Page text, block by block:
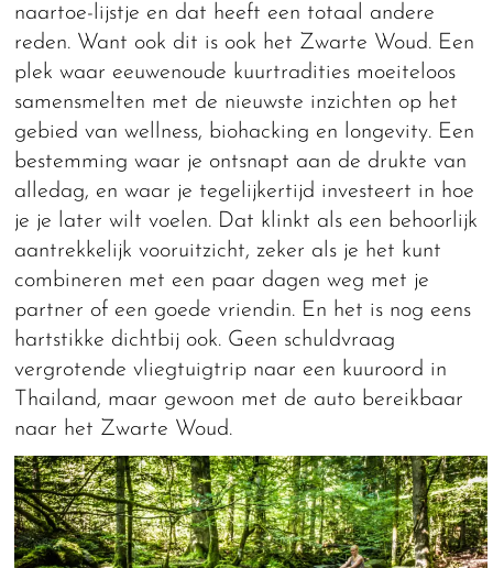
naartoe-lijstje en dat heeft een totaal andere
reden. Want ook dit is ook het Zwarte Woud. Een
plek waar eeuwenoude kuurtradities moeiteloos
samensmelten met de nieuwste inzichten op het
gebied van wellness, biohacking en longevity. Een
bestemming waar je ontsnapt aan de drukte van
alledag, en waar je tegelijkertijd investeert in hoe
je je later wilt voelen. Dat klinkt als een behoorlijk
aantrekkelijk vooruitzicht, zeker als je het kunt
combineren met een paar dagen weg met je
partner of een goede vriendin. En het is nog eens
hartstikke dichtbij ook. Geen schuldvraag
vergrotende vliegtuigtrip naar een kuuroord in
Thailand, maar gewoon met de auto bereikbaar
naar het Zwarte Woud.